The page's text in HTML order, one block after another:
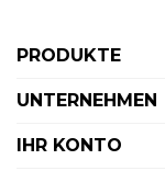
PRODUKTE
UNTERNEHMEN
IHR KONTO